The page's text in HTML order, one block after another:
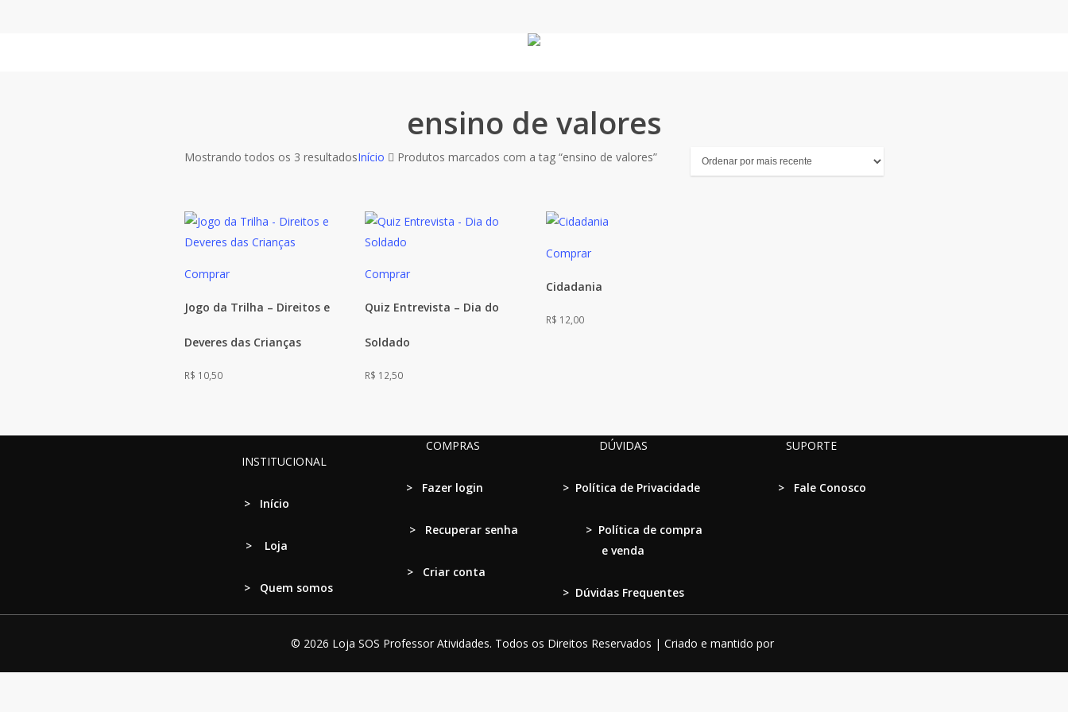
ensino de valores
Mostrando todos os 3 resultadosClassificado
recente
Início Produtos marcados com a tag “ensino de valores”
Comprar
Jogo da Trilha – Direitos e
Deveres das Crianças
R$ 10,50
Comprar
Quiz Entrevista – Dia do
Soldado
R$ 12,50
Comprar
Cidadania
R$ 12,00
INSTITUCIONAL
> Início
> Loja
> Quem somos
COMPRAS
> Fazer login
> Recuperar senha
> Criar conta
DÚVIDAS
> Política de Privacidade
> Política de compra
e venda
> Dúvidas Frequentes
SUPORTE
> Fale Conosco
© 2026 Loja SOS Professor Atividades. Todos os Direitos Reservados | Criado e mantido por